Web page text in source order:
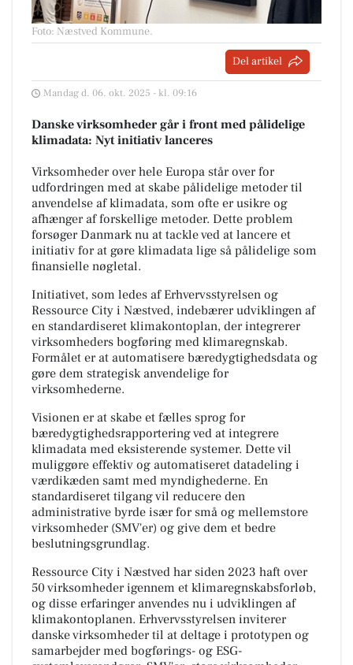
Foto: Næstved Kommune.
Del artikel
Mandag d. 06. okt. 2025 - kl. 09:16
Danske virksomheder går i front med pålidelige
klimadata: Nyt initiativ lanceres
Virksomheder over hele Europa står over for
udfordringen med at skabe pålidelige metoder til
anvendelse af klimadata, som ofte er usikre og
afhænger af forskellige metoder. Dette problem
forsøger Danmark nu at tackle ved at lancere et
initiativ for at gøre klimadata lige så pålidelige som
finansielle nøgletal.
Initiativet, som ledes af Erhvervsstyrelsen og
Ressource City i Næstved, indebærer udviklingen af
en standardiseret klimakontoplan, der integrerer
virksomheders bogføring med klimaregnskab.
Formålet er at automatisere bæredygtighedsdata og
gøre dem strategisk anvendelige for
virksomhederne.
Visionen er at skabe et fælles sprog for
bæredygtighedsrapportering ved at integrere
klimadata med eksisterende systemer. Dette vil
muliggøre effektiv og automatiseret datadeling i
værdikæden samt med myndighederne. En
standardiseret tilgang vil reducere den
administrative byrde især for små og mellemstore
virksomheder (SMV'er) og give dem et bedre
beslutningsgrundlag.
Ressource City i Næstved har siden 2023 haft over
50 virksomheder igennem et klimaregnskabsforløb,
og disse erfaringer anvendes nu i udviklingen af
klimakontoplanen. Erhvervsstyrelsen inviterer
danske virksomheder til at deltage i prototypen og
samarbejder med bogførings- og ESG-